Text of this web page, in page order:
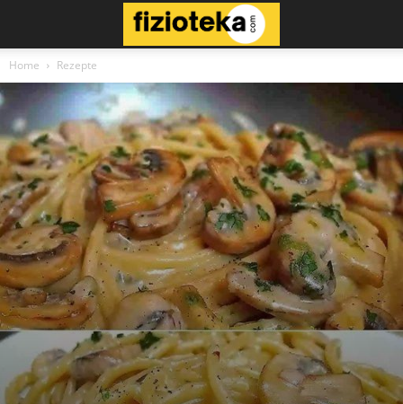
Home Rezepte